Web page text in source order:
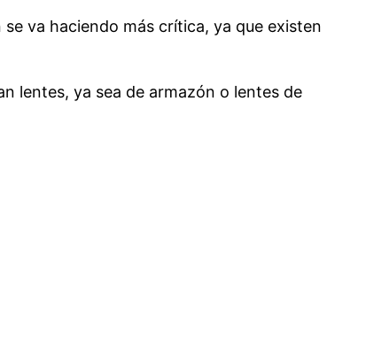
va haciendo más crítica, ya que existen
lentes, ya sea de armazón o lentes de